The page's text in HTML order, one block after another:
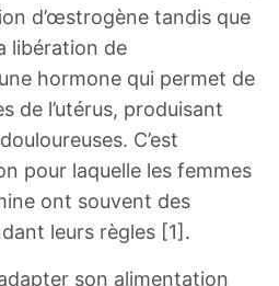
d’œstrogène tandis que
libération de
hormone qui permet de
de l’utérus, produisant
C’est
pour laquelle les femmes
ont souvent des
leurs règles [1].
son alimentation